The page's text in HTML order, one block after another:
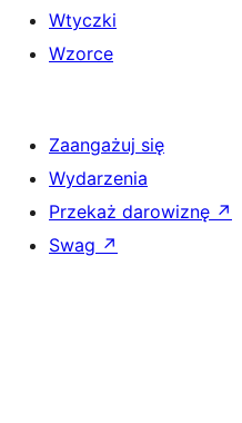
Wtyczki
Wzorce
Zaangażuj się
Wydarzenia
Przekaż darowiznę ↗
Swag ↗